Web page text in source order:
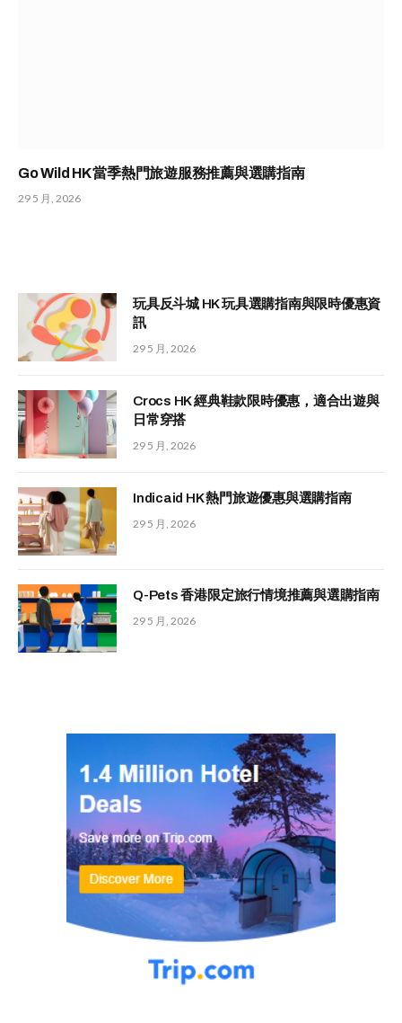
Go Wild HK 當季熱門旅遊服務推薦與選購指南
29 5 月, 2026
玩具反斗城 HK 玩具選購指南與限時優惠資
訊
29 5 月, 2026
Crocs HK 經典鞋款限時優惠，適合出遊與
日常穿搭
29 5 月, 2026
Indicaid HK 熱門旅遊優惠與選購指南
29 5 月, 2026
Q-Pets 香港限定旅行情境推薦與選購指南
29 5 月, 2026